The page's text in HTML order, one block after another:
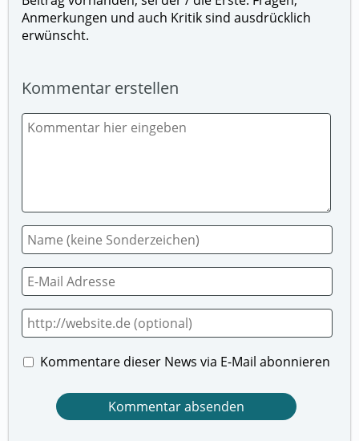
Anmerkungen und auch Kritik sind ausdrücklich
erwünscht.
Kommentar erstellen
Kommentare dieser News via E-Mail abonnieren